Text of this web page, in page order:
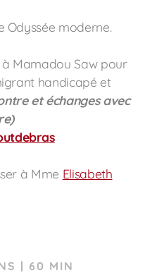
Odyssée moderne.
Mamadou Saw pour
handicapé et
et échanges avec
à Mme Elisabeth
| 60 MIN